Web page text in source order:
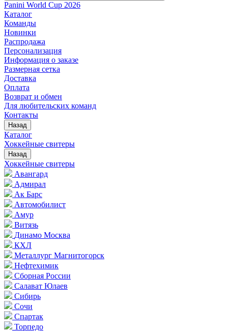
Panini World Cup 2026
Каталог
Команды
Новинки
Распродажа
Персонализация
Информация о заказе
Размерная сетка
Доставка
Оплата
Возврат и обмен
Для любительских команд
Контакты
Назад
Каталог
Хоккейные свитеры
Назад
Хоккейные свитеры
Авангард
Адмирал
Ак Барс
Автомобилист
Амур
Витязь
Динамо Москва
КХЛ
Металлург Магнитогорск
Нефтехимик
Сборная России
Салават Юлаев
Сибирь
Сочи
Спартак
Торпедо